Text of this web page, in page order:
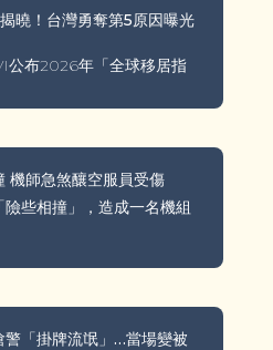
曉！台灣勇奪第5原因曝光
公布2026年「全球移居指
機師急煞釀空服員受傷
些相撞」，造成一名機組
「掛牌流氓」…當場變被